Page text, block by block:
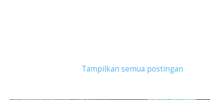
Tampilkan semua postingan